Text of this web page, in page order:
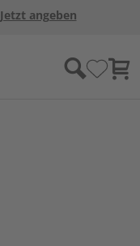
Jetzt angeben